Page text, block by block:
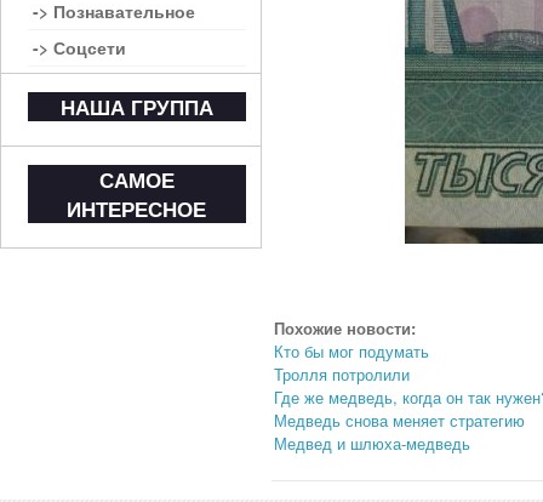
Похожие новости:
Кто бы мог подумать
Тролля потролили
Где же медведь, когда он так
Медведь снова меняет стратегию
Медвед и шлюха-медведь
-> Познавательное
-> Соцсети
НАША ГРУППА
САМОЕ
ИНТЕРЕСНОЕ